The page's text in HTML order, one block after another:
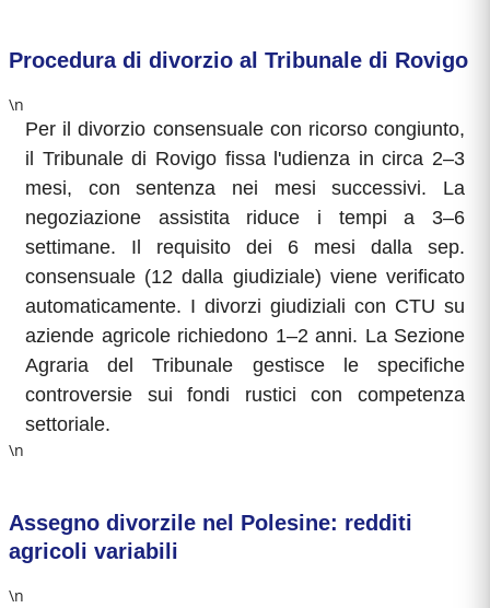
Procedura di divorzio al Tribunale di Rovigo
\n
Per il divorzio consensuale con ricorso congiunto,
il Tribunale di Rovigo fissa l'udienza in circa 2–3
mesi, con sentenza nei mesi successivi. La
negoziazione assistita riduce i tempi a 3–6
settimane. Il requisito dei 6 mesi dalla sep.
consensuale (12 dalla giudiziale) viene verificato
automaticamente. I divorzi giudiziali con CTU su
aziende agricole richiedono 1–2 anni. La Sezione
Agraria del Tribunale gestisce le specifiche
controversie sui fondi rustici con competenza
settoriale.
\n
Assegno divorzile nel Polesine: redditi
agricoli variabili
\n